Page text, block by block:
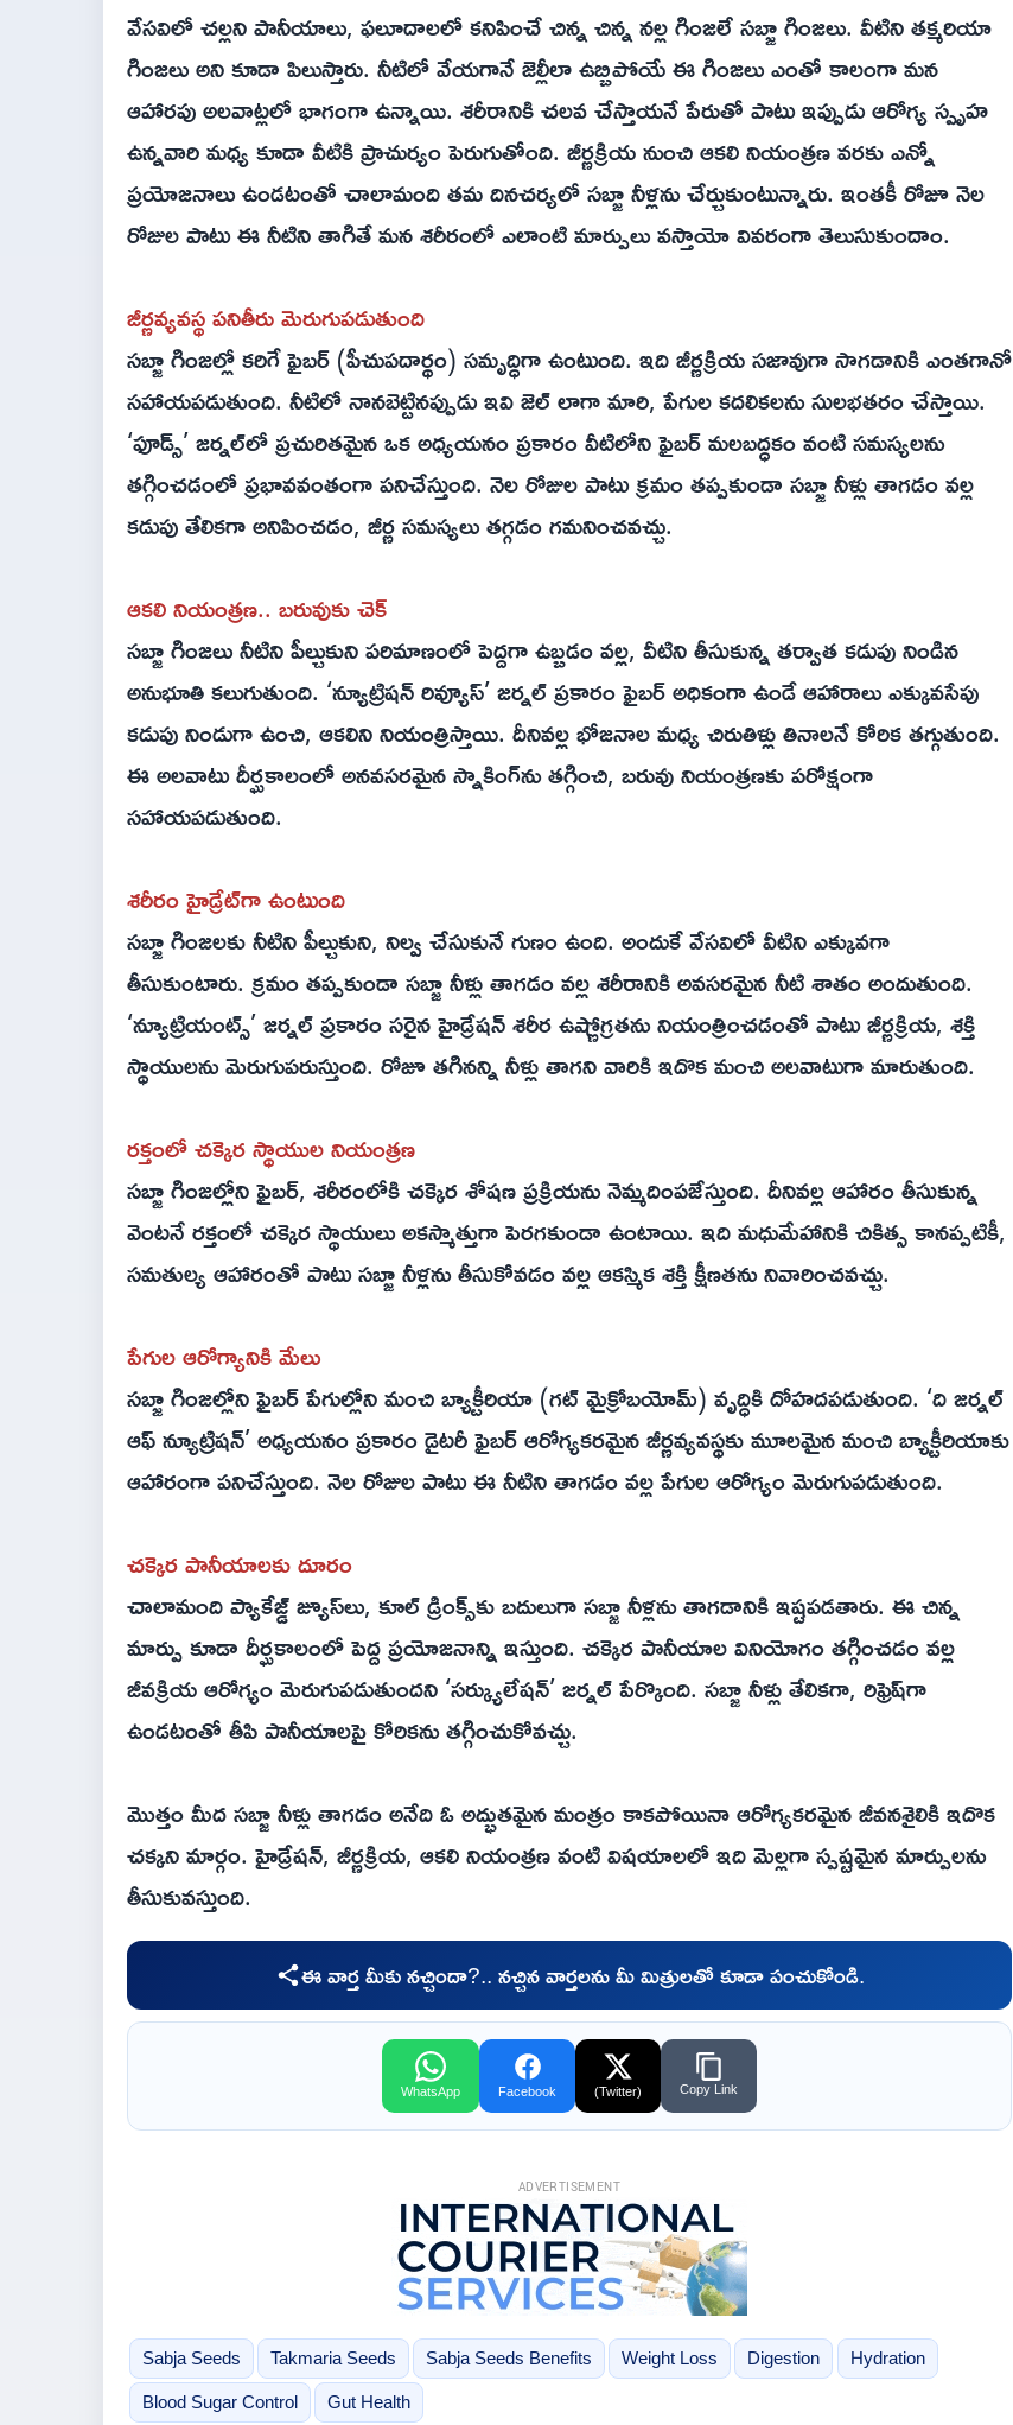
వేసవిలో చల్లని పానీయాలు, ఫలూదాలలో కనిపించే చిన్న చిన్న నల్ల గింజలే సబ్జా గింజలు. వీటిని తక్మరియా
గింజలు అని కూడా పిలుస్తారు. నీటిలో వేయగానే జెల్లీలా ఉబ్బిపోయే ఈ గింజలు ఎంతో కాలంగా మన
ఆహారపు అలవాట్లలో భాగంగా ఉన్నాయి. శరీరానికి చలవ చేస్తాయనే పేరుతో పాటు ఇప్పుడు ఆరోగ్య స్పృహ
ఉన్నవారి మధ్య కూడా వీటికి ప్రాచుర్యం పెరుగుతోంది. జీర్ణక్రియ నుంచి ఆకలి నియంత్రణ వరకు ఎన్నో
ప్రయోజనాలు ఉండటంతో చాలామంది తమ దినచర్యలో సబ్జా నీళ్లను చేర్చుకుంటున్నారు. ఇంతకీ రోజూ నెల
రోజుల పాటు ఈ నీటిని తాగితే మన శరీరంలో ఎలాంటి మార్పులు వస్తాయో వివరంగా తెలుసుకుందాం.
జీర్ణవ్యవస్థ పనితీరు మెరుగుపడుతుంది
సబ్జా గింజల్లో కరిగే ఫైబర్ (పీచుపదార్థం) సమృద్ధిగా ఉంటుంది. ఇది జీర్ణక్రియ సజావుగా సాగడానికి ఎంతగానో
సహాయపడుతుంది. నీటిలో నానబెట్టినప్పుడు ఇవి జెల్ లాగా మారి, పేగుల కదలికలను సులభతరం చేస్తాయి.
‘ఫూడ్స్’ జర్నల్‌లో ప్రచురితమైన ఒక అధ్యయనం ప్రకారం వీటిలోని ఫైబర్ మలబద్ధకం వంటి సమస్యలను
తగ్గించడంలో ప్రభావవంతంగా పనిచేస్తుంది. నెల రోజుల పాటు క్రమం తప్పకుండా సబ్జా నీళ్లు తాగడం వల్ల
కడుపు తేలికగా అనిపించడం, జీర్ణ సమస్యలు తగ్గడం గమనించవచ్చు.
ఆకలి నియంత్రణ.. బరువుకు చెక్
సబ్జా గింజలు నీటిని పీల్చుకుని పరిమాణంలో పెద్దగా ఉబ్బడం వల్ల, వీటిని తీసుకున్న తర్వాత కడుపు నిండిన
అనుభూతి కలుగుతుంది. ‘న్యూట్రిషన్ రివ్యూస్’ జర్నల్ ప్రకారం ఫైబర్ అధికంగా ఉండే ఆహారాలు ఎక్కువసేపు
కడుపు నిండుగా ఉంచి, ఆకలిని నియంత్రిస్తాయి. దీనివల్ల భోజనాల మధ్య చిరుతిళ్లు తినాలనే కోరిక తగ్గుతుంది.
ఈ అలవాటు దీర్ఘకాలంలో అనవసరమైన స్నాకింగ్‌ను తగ్గించి, బరువు నియంత్రణకు పరోక్షంగా
సహాయపడుతుంది.
శరీరం హైడ్రేట్‌గా ఉంటుంది
సబ్జా గింజలకు నీటిని పీల్చుకుని, నిల్వ చేసుకునే గుణం ఉంది. అందుకే వేసవిలో వీటిని ఎక్కువగా
తీసుకుంటారు. క్రమం తప్పకుండా సబ్జా నీళ్లు తాగడం వల్ల శరీరానికి అవసరమైన నీటి శాతం అందుతుంది.
‘న్యూట్రియంట్స్’ జర్నల్ ప్రకారం సరైన హైడ్రేషన్ శరీర ఉష్ణోగ్రతను నియంత్రించడంతో పాటు జీర్ణక్రియ, శక్తి
స్థాయులను మెరుగుపరుస్తుంది. రోజూ తగినన్ని నీళ్లు తాగని వారికి ఇదొక మంచి అలవాటుగా మారుతుంది.
రక్తంలో చక్కెర స్థాయుల నియంత్రణ
సబ్జా గింజల్లోని ఫైబర్, శరీరంలోకి చక్కెర శోషణ ప్రక్రియను నెమ్మదింపజేస్తుంది. దీనివల్ల ఆహారం తీసుకున్న
వెంటనే రక్తంలో చక్కెర స్థాయులు అకస్మాత్తుగా పెరగకుండా ఉంటాయి. ఇది మధుమేహానికి చికిత్స కానప్పటికీ,
సమతుల్య ఆహారంతో పాటు సబ్జా నీళ్లను తీసుకోవడం వల్ల ఆకస్మిక శక్తి క్షీణతను నివారించవచ్చు.
పేగుల ఆరోగ్యానికి మేలు
సబ్జా గింజల్లోని ఫైబర్ పేగుల్లోని మంచి బ్యాక్టీరియా (గట్ మైక్రోబయోమ్) వృద్ధికి దోహదపడుతుంది. ‘ది జర్నల్
ఆఫ్ న్యూట్రిషన్’ అధ్యయనం ప్రకారం డైటరీ ఫైబర్ ఆరోగ్యకరమైన జీర్ణవ్యవస్థకు మూలమైన మంచి బ్యాక్టీరియాకు
ఆహారంగా పనిచేస్తుంది. నెల రోజుల పాటు ఈ నీటిని తాగడం వల్ల పేగుల ఆరోగ్యం మెరుగుపడుతుంది.
చక్కెర పానీయాలకు దూరం
చాలామంది ప్యాకేజ్డ్ జ్యూస్‌లు, కూల్ డ్రింక్స్‌కు బదులుగా సబ్జా నీళ్లను తాగడానికి ఇష్టపడతారు. ఈ చిన్న
మార్పు కూడా దీర్ఘకాలంలో పెద్ద ప్రయోజనాన్ని ఇస్తుంది. చక్కెర పానీయాల వినియోగం తగ్గించడం వల్ల
జీవక్రియ ఆరోగ్యం మెరుగుపడుతుందని ‘సర్క్యులేషన్’ జర్నల్ పేర్కొంది. సబ్జా నీళ్లు తేలికగా, రిఫ్రెష్‌గా
ఉండటంతో తీపి పానీయాలపై కోరికను తగ్గించుకోవచ్చు.
మొత్తం మీద సబ్జా నీళ్లు తాగడం అనేది ఓ అద్భుతమైన మంత్రం కాకపోయినా ఆరోగ్యకరమైన జీవనశైలికి ఇదొక
చక్కని మార్గం. హైడ్రేషన్, జీర్ణక్రియ, ఆకలి నియంత్రణ వంటి విషయాలలో ఇది మెల్లగా స్పష్టమైన మార్పులను
తీసుకువస్తుంది.
ఈ వార్త మీకు నచ్చిందా?.. నచ్చిన వార్తలను మీ మిత్రులతో కూడా పంచుకోండి.
WhatsApp Facebook (Twitter) Copy Link
ADVERTISEMENT
Sabja Seeds Takmaria Seeds Sabja Seeds Benefits Weight Loss Digestion Hydration
Blood Sugar Control Gut Health